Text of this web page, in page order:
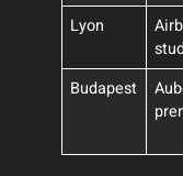
Lyon
Budapest